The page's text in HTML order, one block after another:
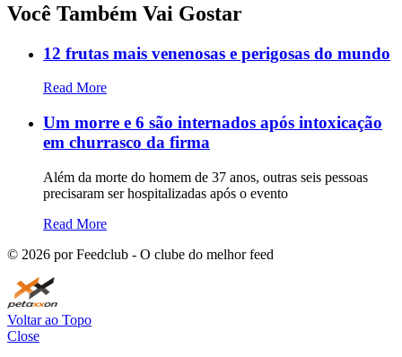
Você Também Vai Gostar
12 frutas mais venenosas e perigosas do mundo
Read More
Um morre e 6 são internados após intoxicação
em churrasco da firma
Além da morte do homem de 37 anos, outras seis pessoas
precisaram ser hospitalizadas após o evento
Read More
© 2026 por Feedclub - O clube do melhor feed
Voltar ao Topo
Close